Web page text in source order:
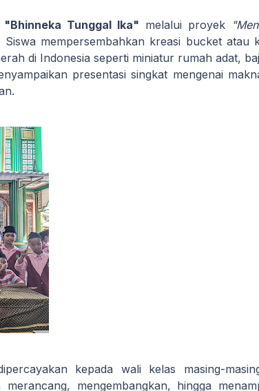
"Bhinneka Tunggal Ika" melalui proyek
Siswa mempersembahkan kreasi bucket atau
di Indonesia seperti miniatur rumah adat,
presentasi singkat mengenai
kepada wali kelas masing-
mengembangkan, hingga